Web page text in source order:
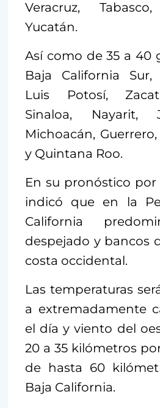
Veracruz,
Yucatán.
Así como de 35 a 40
Baja California Sur,
Luis Potosí,
Sinaloa, Nayarit,
Michoacán,
y Quintana Roo.
En su pronóstico por
indicó que en la
California
despejado y bancos
costa occidental.
Las temperaturas
a extremadamente
el día y viento del
20 a 35 kilómetros
de hasta 60
Baja California.